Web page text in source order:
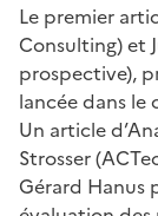
Le premier
Consulting) et
prospective),
lancée dans
Un article
Strosser
Gérard Hanus